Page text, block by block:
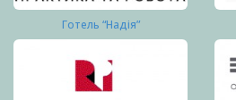
Готель “Надія”